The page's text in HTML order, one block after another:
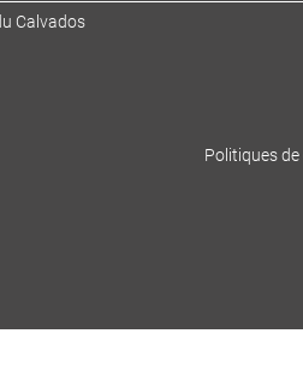
Calvados
Politiques